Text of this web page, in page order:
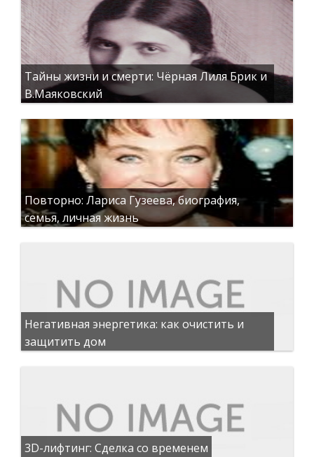
Тайны жизни и смерти: Чёрная Лиля Брик и
В.Маяковский
Повторно: Лариса Гузеева, биография,
семья, личная жизнь
Негативная энергетика: как очистить и
защитить дом
3D-лифтинг: Сделка со временем